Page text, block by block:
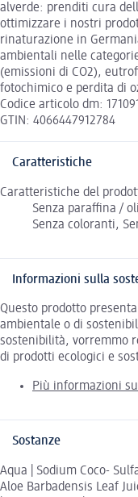
alverde: prenditi cura
ottimizzare i nostri
rinaturazione in
ambientali nelle
(emissioni di CO2),
fotochimico e perdita di
Codice articolo dm:
GTIN: 4066447912784
Caratteristiche
Caratteristiche del
Senza paraffina /
Senza coloranti,
Informazioni sulla
Questo prodotto
ambientale o di
sostenibilità, vorremmo
di prodotti ecologici e
Più informazioni
Sostanze
Aqua | Sodium Coco-
Aloe Barbadensis Leaf